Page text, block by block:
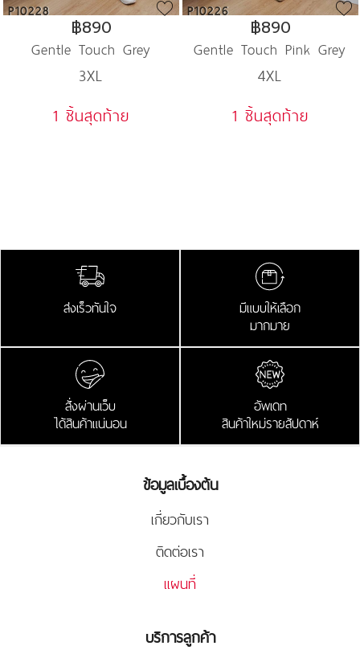
P10228
฿890
Gentle Touch Grey
Harmony Set
3XL
1 ชิ้นสุดท้าย
P10226
฿890
Gentle Touch Pink Grey
Set
4XL
1 ชิ้นสุดท้าย
ส่งเร็วทันใจ มีแบบให้เลือก
มากมาย
สั่งผ่านเว็บ
ได้สินค้าแน่นอน
อัพเดท
สินค้าใหม่รายสัปดาห์
ข้อมูลเบื้องต้น
เกี่ยวกับเรา
ติดต่อเรา
แผนที่
บริการลูกค้า